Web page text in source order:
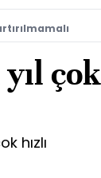
çok
hızlı